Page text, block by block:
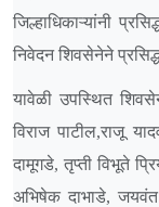
जिल्हाधिकाऱ्यांनी
निवेदन शिवसेनेने
यावेळी उपस्थित
विराज पाटील,राजू
दामूगडे, तृप्ती विभूते
अभिषेक दाभाडे,